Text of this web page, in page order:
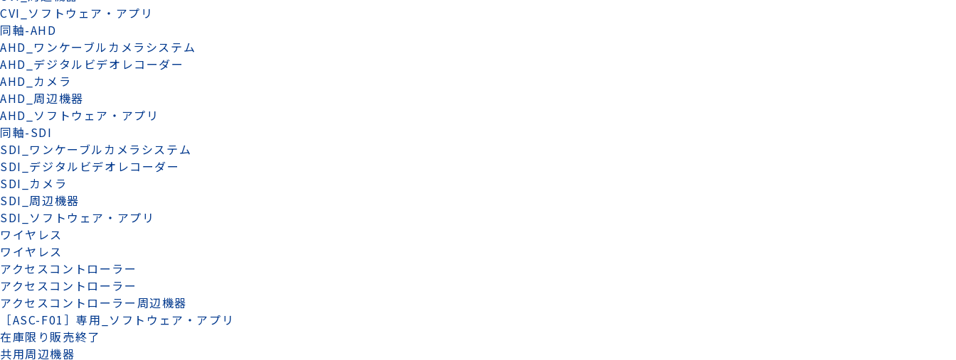
CVI_ソフトウェア・アプリ
同軸-AHD
AHD_ワンケーブルカメラシステム
AHD_デジタルビデオレコーダー
AHD_カメラ
AHD_周辺機器
AHD_ソフトウェア・アプリ
同軸-SDI
SDI_ワンケーブルカメラシステム
SDI_デジタルビデオレコーダー
SDI_カメラ
SDI_周辺機器
SDI_ソフトウェア・アプリ
ワイヤレス
ワイヤレス
アクセスコントローラー
アクセスコントローラー
アクセスコントローラー周辺機器
［ASC-F01］専用_ソフトウェア・アプリ
在庫限り販売終了
共用周辺機器